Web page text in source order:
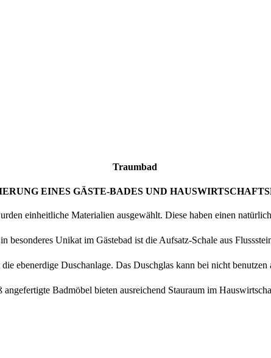
Traumbad
EINES GÄSTE-BADES UND
einheitliche Materialien ausgewählt. Diese haben einen
besonderes Unikat im Gästebad ist die Aufsatz-Schale aus
ebenerdige Duschanlage. Das Duschglas kann bei nicht benutzen
angefertigte Badmöbel bieten ausreichend Stauraum im